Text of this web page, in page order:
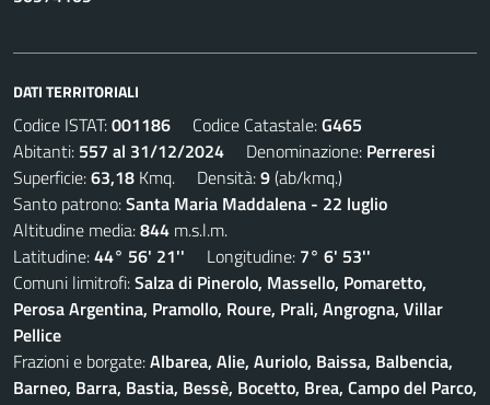
DATI TERRITORIALI
Codice ISTAT:001186 Codice Catastale:G465
Abitanti: 557 al 31/12/2024 Denominazione: Perreresi
Superficie:63,18 Kmq. Densità:9(ab/kmq.)
Santo patrono:Santa Maria Maddalena - 22 luglio
Altitudine media:844 m.s.l.m.
Latitudine:44° 56' 21'' Longitudine: 7° 6' 53''
Comuni limitrofi:Salza di Pinerolo, Massello, Pomaretto,
Perosa Argentina, Pramollo, Roure, Prali, Angrogna, Villar
Pellice
Frazioni e borgate:Albarea, Alie, Auriolo, Baissa, Balbencia,
Barneo, Barra, Bastia, Bessè, Bocetto, Brea, Campo del Parco,